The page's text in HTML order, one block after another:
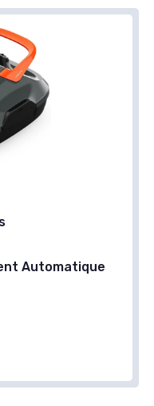
Automatique
accrue